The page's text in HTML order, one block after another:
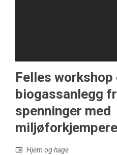
Felles
biogassanlegg
spenninger med
miljøforkjempere
Hjem og hage